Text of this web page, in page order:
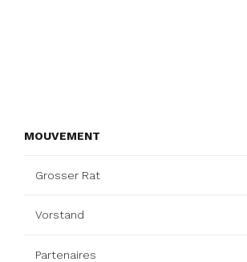
MOUVEMENT
Grosser Rat
Vorstand
Partenaires